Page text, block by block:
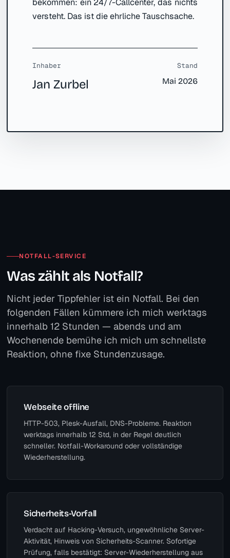
bekommen: ein 24/7-Callcenter, das nichts
versteht. Das ist die ehrliche Tauschsache.
Inhaber
Jan Zurbel
Stand
Mai 2026
NOTFALL-SERVICE
Was zählt als Notfall?
Nicht jeder Tippfehler ist ein Notfall. Bei den
folgenden Fällen kümmere ich mich werktags
innerhalb 12 Stunden — abends und am
Wochenende bemühe ich mich um schnellste
Reaktion, ohne fixe Stundenzusage.
Webseite offline
HTTP-503, Plesk-Ausfall, DNS-Probleme. Reaktion
werktags innerhalb 12 Std, in der Regel deutlich
schneller. Notfall-Workaround oder vollständige
Wiederherstellung.
Sicherheits-Vorfall
Verdacht auf Hacking-Versuch, ungewöhnliche Server-
Aktivität, Hinweis von Sicherheits-Scanner. Sofortige
Prüfung, falls bestätigt: Server-Wiederherstellung aus